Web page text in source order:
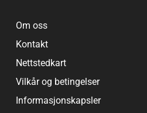
Om oss
Kontakt
Nettstedkart
Vilkår og betingelser
Informasjonskapsler